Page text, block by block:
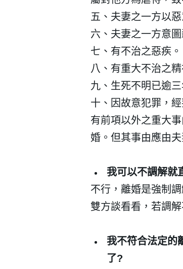
會
忘記
五、夫妻之一方以
六、夫妻之一方意圖
七、有不治之惡疾。
八、有重大不治之精
九、生死不明已逾三
十、因故意犯罪，
有前項以外之重大
婚。但其事由應由
我可以不調解就
不行，離婚是強制
雙方談看看，若調
我不符合法定的
了?